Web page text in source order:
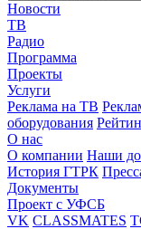
Новости
ТВ
Радио
Программа
Проекты
Услуги
Реклама на ТВ
оборудования
О нас
О компании Наши
История ГТРК
Документы
Проект с УФСБ
VK CLASSMATES